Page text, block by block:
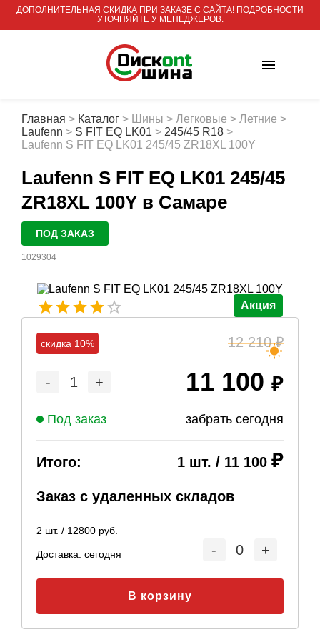
ДОПОЛНИТЕЛЬНАЯ СКИДКА ПРИ ЗАКАЗЕ С САЙТА! ПОДРОБНОСТИ
УТОЧНЯЙТЕ У МЕНЕДЖЕРОВ.
Главная > Каталог > Шины > Легковые > Летние >
Laufenn > S FIT EQ LK01 > 245/45 R18 >
Laufenn S FIT EQ LK01 245/45 ZR18XL 100Y
Laufenn S FIT EQ LK01 245/45
ZR18XL 100Y в Самаре
ПОД ЗАКАЗ
1029304
Акция
скидка 10% 12 210
- 1 + 11 100
Под заказ забрать сегодня
Итого: 1 шт. / 11 100
Заказ с удаленных складов
2 шт. / 12800 руб.
Доставка: сегодня - 0 +
В корзину